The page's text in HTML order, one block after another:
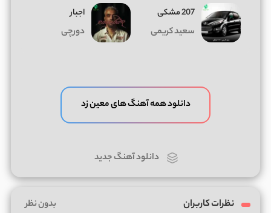
207 مشکی
سعید کریمی
اجبار
دورچی
دانلود همه آهنگ های معین زد
دانلود آهنگ جدید
نظرات کاربران بدون نظر